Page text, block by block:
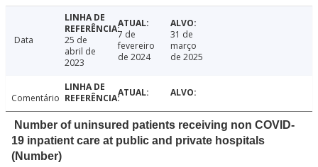
Data
25 de
abril de
2023
7 de
fevereiro
de 2024
31 de
março
de 2025
Comentário
Number of uninsured patients receiving non COVID-
19 inpatient care at public and private hospitals
(Number)